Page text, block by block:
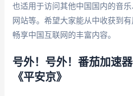
也适用于访问其他中国国内的音
网站等。希望大家能从中收获到
畅享中国互联网的丰富内容。
号外！号外！番茄加速
《平安京》